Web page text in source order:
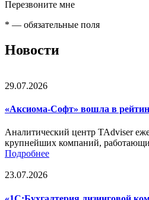
Перезвоните мне
* — обязательные поля
Новости
29.07.2026
«Аксиома-Софт» вошла в
Аналитический центр TAdviser
крупнейших компаний,
Подробнее
23.07.2026